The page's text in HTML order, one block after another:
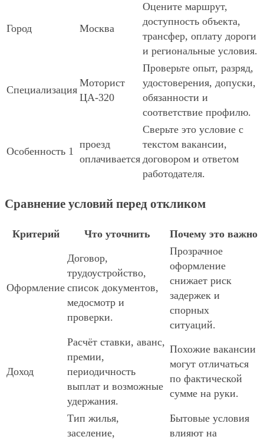
Город Москва
Оцените маршрут,
доступность объекта,
трансфер, оплату дороги
и региональные условия.
Специализация
Моторист
ЦА-320
Проверьте опыт, разряд,
удостоверения, допуски,
обязанности и
соответствие профилю.
Особенность 1
проезд
оплачивается
Сверьте это условие с
текстом вакансии,
договором и ответом
работодателя.
Сравнение условий перед откликом
Критерий Что уточнить Почему это важно
Оформление
Договор,
трудоустройство,
список документов,
медосмотр и
проверки.
Прозрачное
оформление
снижает риск
задержек и
спорных
ситуаций.
Доход
Расчёт ставки, аванс,
премии,
периодичность
выплат и возможные
удержания.
Похожие вакансии
могут отличаться
по фактической
сумме на руки.
Тип жилья,
заселение,
Бытовые условия
влияют на